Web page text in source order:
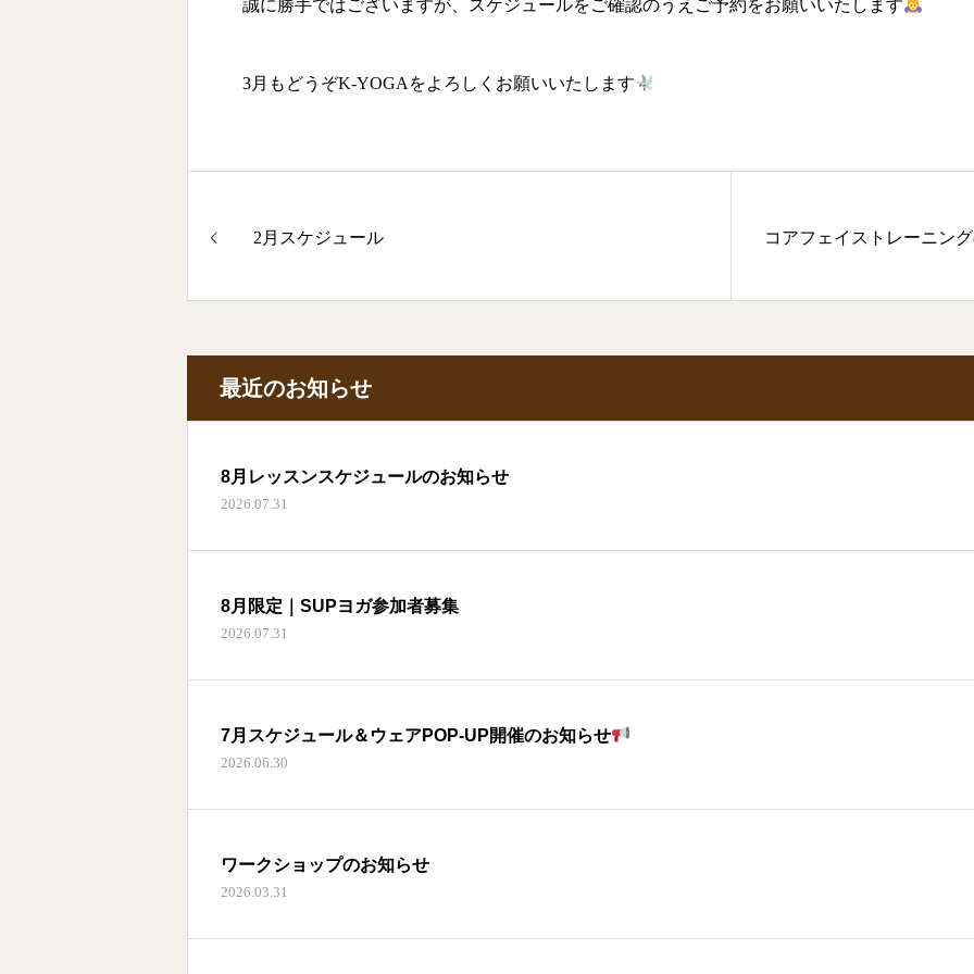
誠に勝手ではございますが、スケジュールをご確認のうえご予約をお願いいたします
3月もどうぞK-YOGAをよろしくお願いいたします
2月スケジュール コアフェイストレーニン
最近のお知らせ
8月レッスンスケジュールのお知らせ
2026.07.31
8月限定｜SUPヨガ参加者募集
2026.07.31
7月スケジュール＆ウェアPOP-UP開催のお知らせ
2026.06.30
ワークショップのお知らせ
2026.03.31